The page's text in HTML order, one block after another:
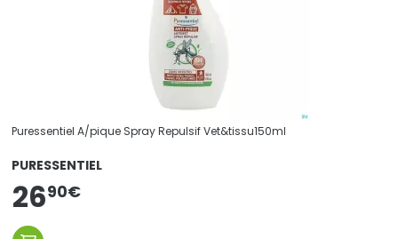
Puressentiel A/pique Spray Repulsif Vet&tissu150ml
PURESSENTIEL
2690€